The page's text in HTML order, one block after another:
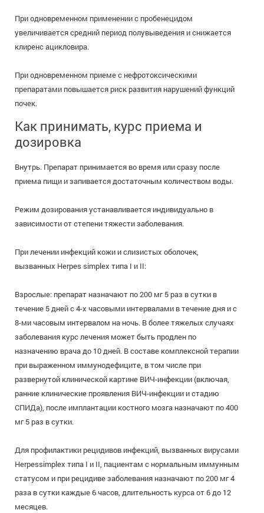
При одновременном применении с пробенецидом
увеличивается средний период полувыведения и снижается
клиренс ацикловира.
При одновременном приеме с нефротоксическими
препаратами повышается риск развития нарушений функций
почек.
Как принимать, курс приема и
дозировка
Внутрь. Препарат принимается во время или сразу после
приема пищи и запивается достаточным количеством воды.
Режим дозирования устанавливается индивидуально в
зависимости от степени тяжести заболевания.
При лечении инфекций кожи и слизистых оболочек,
вызванных Herpes simplex типа I и II:
Взрослые: препарат назначают по 200 мг 5 раз в сутки в
течение 5 дней с 4-х часовыми интервалами в течение дня и с
8-ми часовым интервалом на ночь. В более тяжелых случаях
заболевания курс лечения может быть продлен по
назначению врача до 10 дней. В составе комплексной терапии
при выраженном иммунодефиците, в том числе при
развернутой клинической картине ВИЧ-инфекции (включая,
ранние клинические проявления ВИЧ-инфекции и стадию
СПИДа), после имплантации костного мозга назначают по 400
мг 5 раз в сутки.
Для профилактики рецидивов инфекций, вызванных вирусами
Herpessimplex типа I и II, пациентам с нормальным иммунным
статусом и при рецидиве заболевания назначают по 200 мг 4
раза в сутки каждые 6 часов, длительность курса от 6 до 12
месяцев.